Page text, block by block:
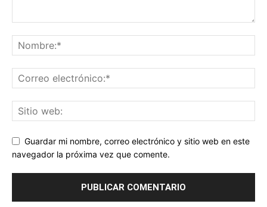
Guardar mi nombre, correo electrónico y sitio web en este
navegador la próxima vez que comente.